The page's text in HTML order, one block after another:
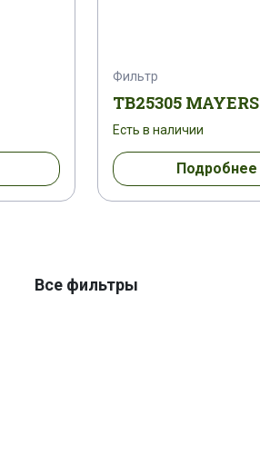
Фильтр
TB25305 MAYERS
Есть в наличии
Подробнее
Все фильтры